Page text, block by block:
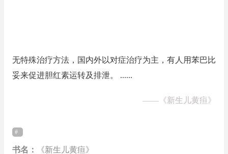
无特殊治疗方法，国内外以对症治疗为主，有人用苯巴比
妥来促进胆红素运转及排泄。 ......
—— 《新生儿黄疸》
书名：
《新生儿黄疸》